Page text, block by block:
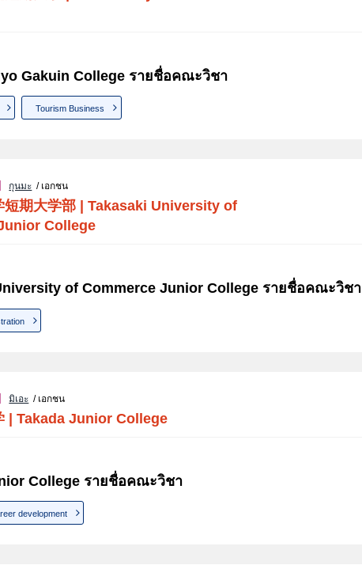
Gakuin College รายชื่อคณะวิชา
Tourism Business
กุนมะ / เอกชน
短期大学部
Takasaki University of
College
of Commerce Junior College รายชื่อคณะวิชา
มิเอะ / เอกชน
| Takada Junior College
College รายชื่อคณะวิชา
development